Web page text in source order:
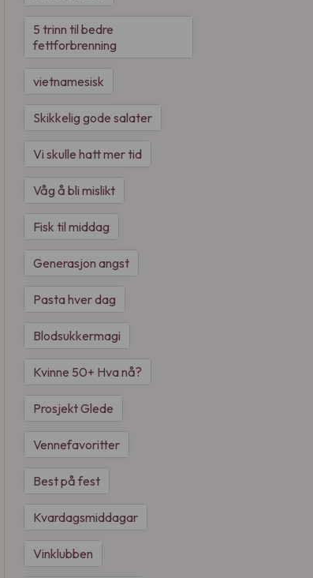
5 trinn til bedre
fettforbrenning
vietnamesisk
Skikkelig gode salater
Vi skulle hatt mer tid
Våg å bli mislikt
Fisk til middag
Generasjon angst
Pasta hver dag
Blodsukkermagi
Kvinne 50+ Hva nå?
Prosjekt Glede
Vennefavoritter
Best på fest
Kvardagsmiddagar
Vinklubben